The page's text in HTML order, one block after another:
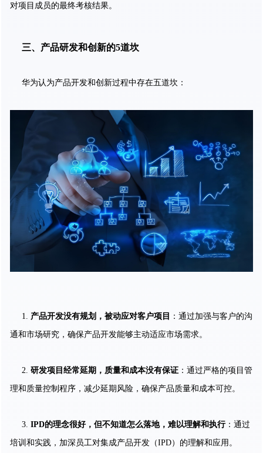
对项目成员的最终考核结果。
三、 产品研发和创新的5道坎
华为认为产品开发和创新过程中存在五道坎：
1. 产品开发没有规划，被动应对客户项目 ：通过加强与客户的沟
通和市场研究，确保产品开发能够主动适应市场需求。
2. 研发项目经常延期，质量和成本没有保证 ：通过严格的项目管
理和质量控制程序，减少延期风险，确保产品质量和成本可控。
3. IPD的理念很好，但不知道怎么落地，难以理解和执行：通过
培训和实践，加深员工对集成产品开发（IPD）的理解和应用。